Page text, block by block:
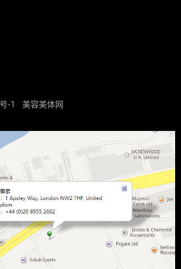
-1 美容美体网